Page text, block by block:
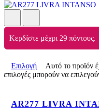
Κερδίστε μέχρι 29 πόντους.
Επιλογή
Αυτό το προϊόν
επιλογές μπορούν να
AR277 LIVRA